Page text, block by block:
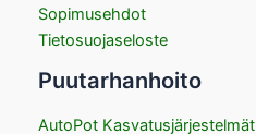
Sopimusehdot
Tietosuojaseloste
Puutarhanhoito
AutoPot Kasvatusjärjestelmät